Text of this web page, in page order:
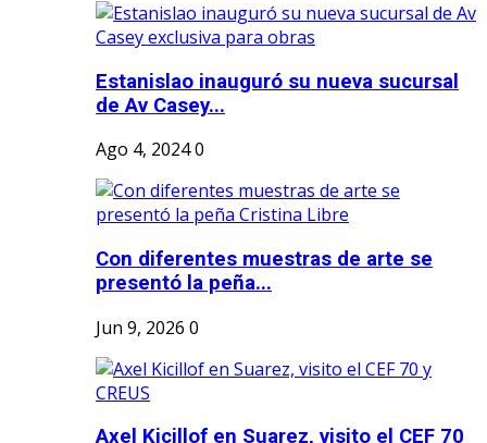
Estanislao inauguró su nueva sucursal
de Av Casey...
Ago 4, 20240
Con diferentes muestras de arte se
presentó la peña...
Jun 9, 2026 0
Axel Kicillof en Suarez, visito el CEF 70